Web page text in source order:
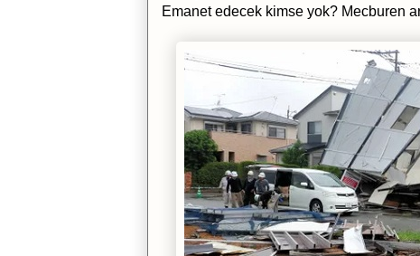
Emanet edecek kimse yok? Mecburen